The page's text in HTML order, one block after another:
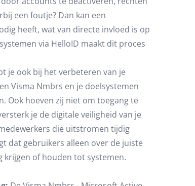
een foutje? Dan kan een
heeft, wat van directe invloed is op
via HelloID maakt dit proces
je ook bij het verbeteren van je
Visma Nmbrs en je doelsystemen
Ook hoeven zij niet om toegang te
je de digitale veiligheid van je
die uitstromen tijdig
dat gebruikers alleen over de juiste
krijgen of houden tot systemen.